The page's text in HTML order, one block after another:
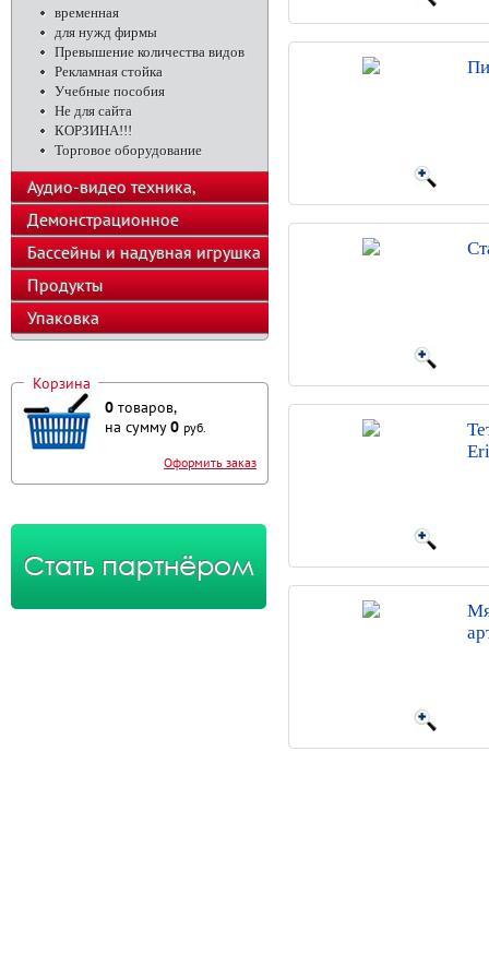
временная
для нужд фирмы
Превышение количества видов
Рекламная стойка
Учебные пособия
Не для сайта
КОРЗИНА!!!
Торговое оборудование
Аудио-видео техника,
телефоны, калькуляторы
Демонстрационное
оборудование
Бассейны и надувная игрушка
Продукты
Упаковка
Корзина
0 товаров,
на сумму0 руб.
Оформить заказ